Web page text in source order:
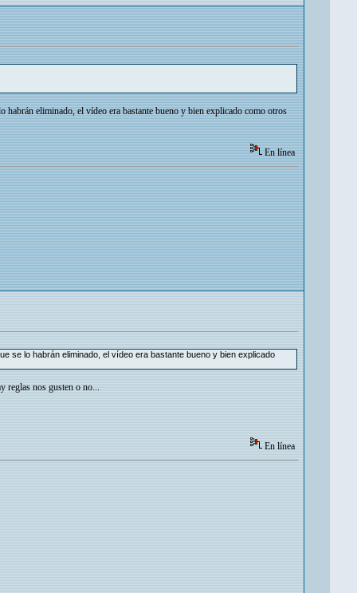
habrán eliminado, el vídeo era bastante bueno y bien explicado como otros
En línea
se lo habrán eliminado, el vídeo era bastante bueno y bien explicado
reglas nos gusten o no...
En línea